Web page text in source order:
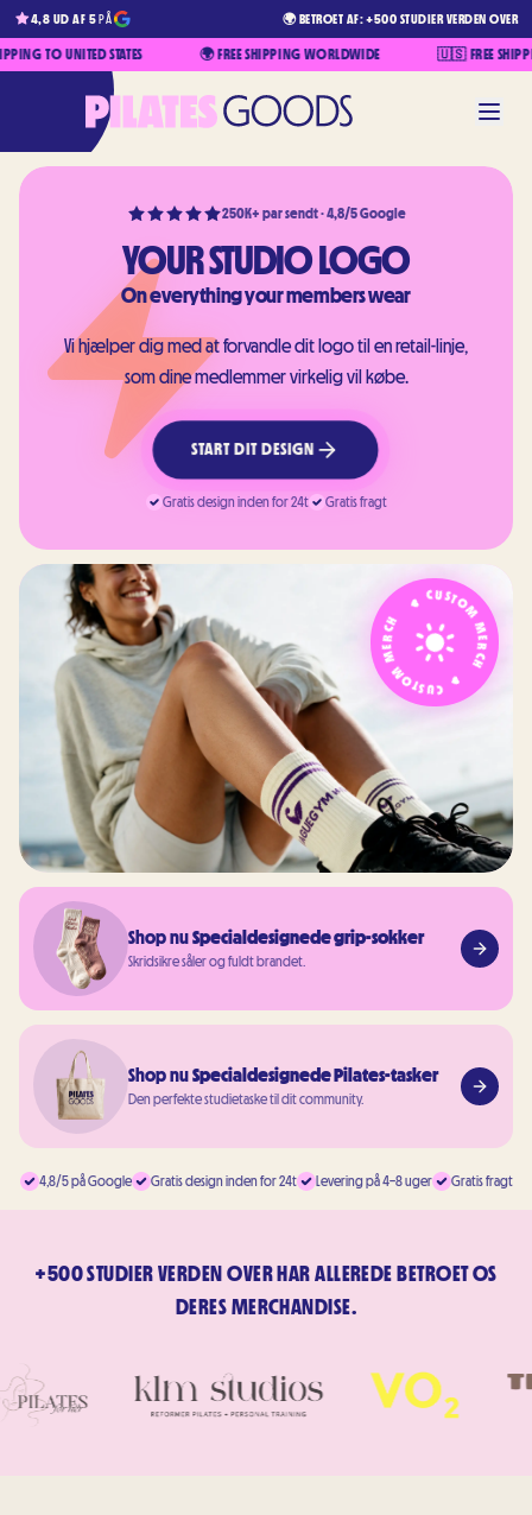
4,8 UD AF 5PÅ 🌍 BETROET AF: +500 STUDIER VERDEN OVER
UNITED STATES 🌍 FREE SHIPPING WORLDWIDE 🇺🇸 FREE SHIPPING
250K+ par sendt · 4,8/5 Google
YOUR STUDIO LOGO
On everything your members wear
Vi hjælper dig med at forvandle dit logo til en retail-linje,
som dine medlemmer virkelig vil købe.
START DIT DESIGN
Gratis design inden for 24t Gratis fragt
CUSTOM MERCH
CUSTOM MERCH
Shop nuSpecialdesignede grip-sokker
Skridsikre såler og fuldt brandet.
Shop nuSpecialdesignede Pilates-tasker
Den perfekte studietaske til dit community.
4,8/5 på Google Gratis design inden for 24t Levering på 4–8 uger Gratis fragt
+500 STUDIER VERDEN OVER HAR ALLEREDE BETROET OS
DERES MERCHANDISE.